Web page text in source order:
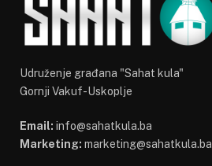
Udruženje građana "Sahat kula"
Gornji Vakuf-Uskoplje
Email: info@sahatkula.ba
Marketing: marketing@sahatkula.ba